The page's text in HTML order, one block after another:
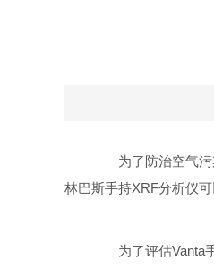
为了防治空气
林巴斯手持XRF分析仪
为了评估Vanta手